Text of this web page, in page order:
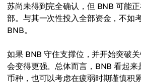
苏尚未得到完全确认，但 BNB 可能
部。与其一次性投入全部资金，不如
BNB。
如果 BNB 守住支撑位，并开始突破
会变得更强。总体而言，BNB 看起
币种，也可以考虑在疲弱时期谨慎积累